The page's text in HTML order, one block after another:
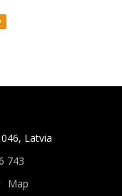
Latvia
743
Map